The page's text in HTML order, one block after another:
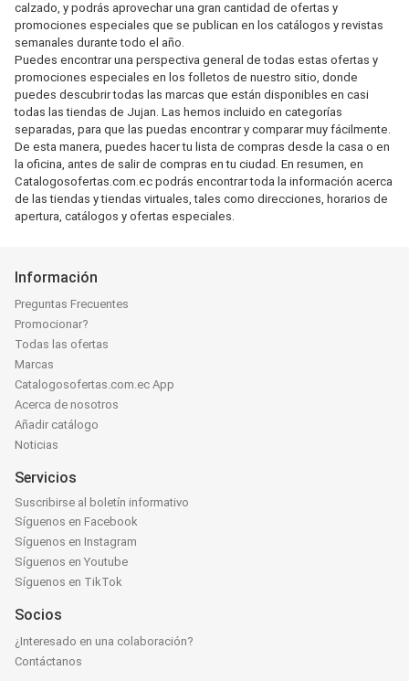
calzado, y podrás aprovechar una gran cantidad de ofertas y
promociones especiales que se publican en los catálogos y revistas
semanales durante todo el año.
Puedes encontrar una perspectiva general de todas estas ofertas y
promociones especiales en los folletos de nuestro sitio, donde
puedes descubrir todas las marcas que están disponibles en casi
todas las tiendas de Jujan. Las hemos incluido en categorías
separadas, para que las puedas encontrar y comparar muy fácilmente.
De esta manera, puedes hacer tu lista de compras desde la casa o en
la oficina, antes de salir de compras en tu ciudad. En resumen, en
Catalogosofertas.com.ec podrás encontrar toda la información acerca
de las tiendas y tiendas virtuales, tales como direcciones, horarios de
apertura, catálogos y ofertas especiales.
Información
Preguntas Frecuentes
Promocionar?
Todas las ofertas
Marcas
Catalogosofertas.com.ec App
Acerca de nosotros
Añadir catálogo
Noticias
Servicios
Suscribirse al boletín informativo
Síguenos en Facebook
Síguenos en Instagram
Síguenos en Youtube
Síguenos en TikTok
Socios
¿Interesado en una colaboración?
Contáctanos